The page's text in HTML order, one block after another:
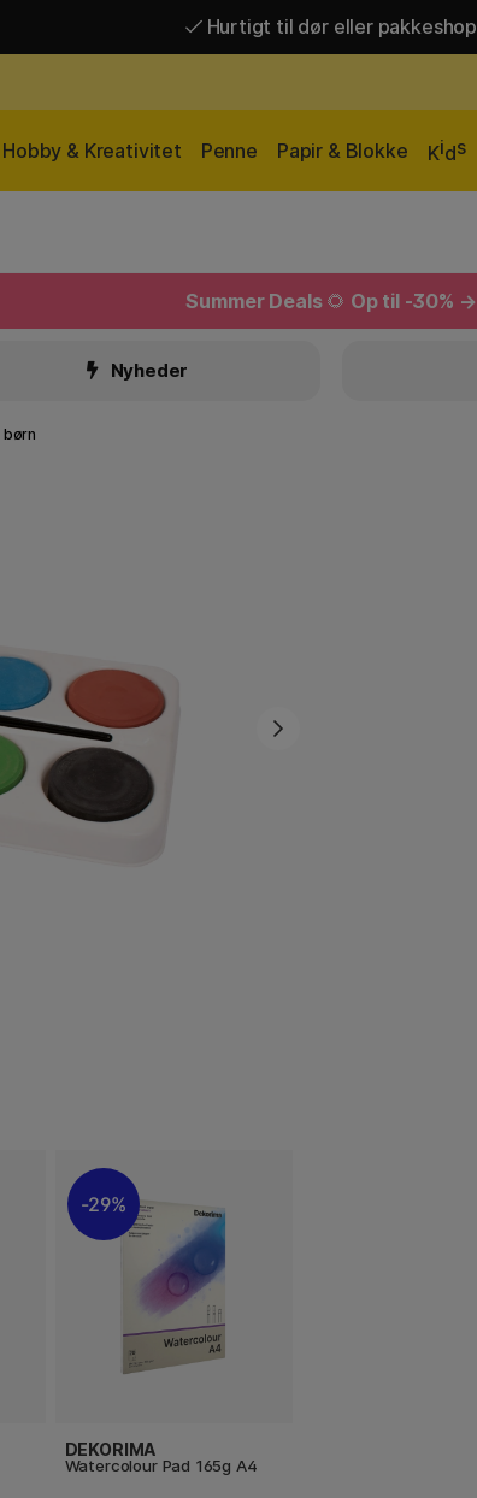
Hurtigt til dør eller pakkeshop
Hobby & Kreativitet Penne Papir & Blokke Kids
Summer Deals 🌻 Op til -30% →
Nyheder
børn
29%
DEKORIMA
Watercolour Pad 165g A4